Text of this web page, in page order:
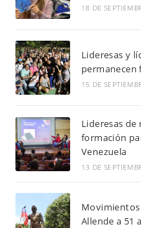
18 DE
Lideresas y
permanecen
15 DE
Lideresas
formación
Venezuela
13 DE
Allende a 51